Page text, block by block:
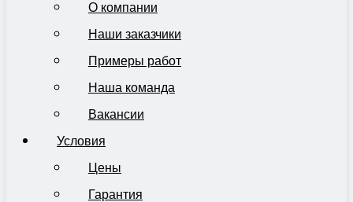
О компании
Наши заказчики
Примеры работ
Наша команда
Вакансии
Условия
Цены
Гарантия